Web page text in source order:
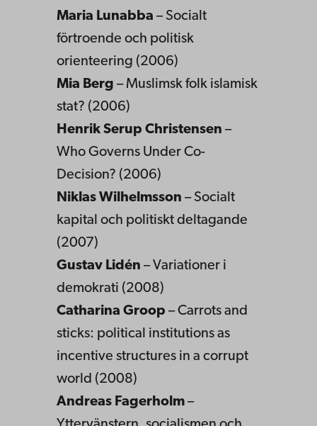
Maria Lunabba – Socialt
förtroende och politisk
orienteering (2006)
Mia Berg – Muslimsk folk islamisk
stat? (2006)
Henrik Serup Christensen –
Who Governs Under Co-
Decision? (2006)
Niklas Wilhelmsson – Socialt
kapital och politiskt deltagande
(2007)
Gustav Lidén – Variationer i
demokrati (2008)
Catharina Groop – Carrots and
sticks: political institutions as
incentive structures in a corrupt
world (2008)
Andreas Fagerholm –